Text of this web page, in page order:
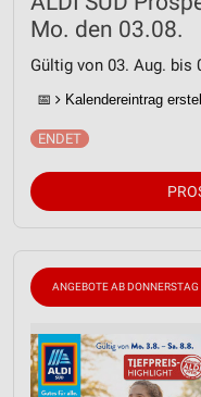
Mo. den 03.08.
Gültig von 03. Aug. bis
📅 Kalendereintrag
ANGEBOTE AB DONNERSTAG